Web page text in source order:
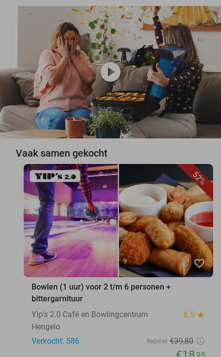
play_circle
Vaak samen gekocht
52%
favorite_border
Bowlen (1 uur) voor 2 t/m 6 personen +
bittergarnituur
Yip's 2.0 Café en Bowlingcentrum
8.5 star
Hengelo
Verkocht: 586
Regulier €39,80